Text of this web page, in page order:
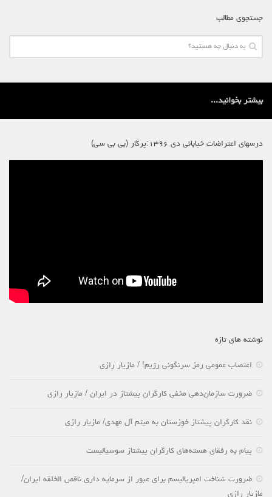
جستجوی مطالب
بیشتر بخوانید...
درسهای اعتراضات خیابانی دی ۱۳۹۶:پرگار (بی بی سی)
نوشته های تازه
اعتصاب عمومی رمز سرنگونی رژیم! / مازیار رازی
ضرورت سازمان‌دهی مخفی کارگران پیشتاز در ایران / مازیار رازی
نقد کارگران پیشتاز خوزستان به میثم آل مهدی/ مازیار رازی
پیام به رفقای هسته‌های کارگران پیشتاز سوسیالیست
ضرورت شناخت امپریالیسم برای عبور از سرمایه داری ناقص الخلقه ایران/
مازیار رازی